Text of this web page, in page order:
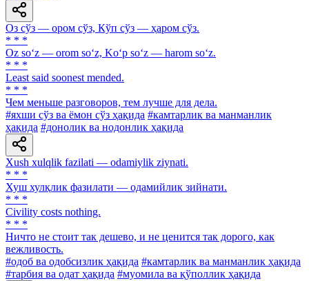
Оз сўз — ором сўз, Кўп сўз — ҳаром сўз.
* * *
Oz so‘z — orom so‘z, Ko‘p so‘z — harom so‘z.
* * *
Least said soonest mended.
* * *
Чем меньше разговоров, тем лучше для дела.
#яхши сўз ва ёмон сўз ҳақида #камтарлик ва манманлик
ҳақида #донолик ва нодонлик ҳақида
Xush xulqlik fazilati — odamiylik ziynati.
* * *
Хуш хулқлик фазилати — одамийлик зийнати.
* * *
Civility costs nothing.
* * *
Ничто не стоит так дешево, и не ценится так дорого, как
вежливость.
#одоб ва одобсизлик ҳақида #камтарлик ва манманлик ҳақида
#тарбия ва одат ҳақида #муомила ва қўполлик ҳақида